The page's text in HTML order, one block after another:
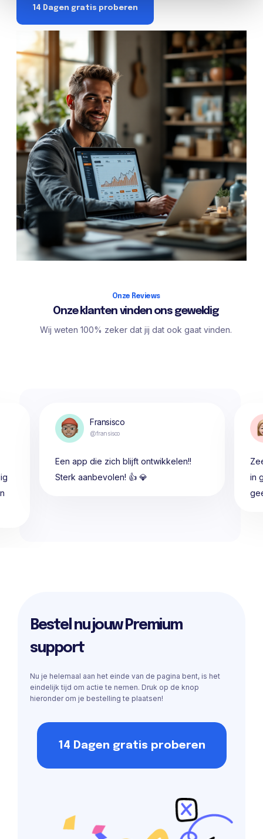
14 Dagen gratis proberen
Onze Reviews
Onze klanten vinden ons geweldig
Wij weten 100% zeker dat jij dat ook gaat vinden.
Fransisco
@fransisco
Een app die zich blijft ontwikkelen!!
Sterk aanbevolen! 👍 💎
in
Bestel nu jouw Premium
support
Nu je helemaal aan het einde van de pagina bent, is het
eindelijk tijd om actie te nemen. Druk op de knop
hieronder om je bestelling te plaatsen!
14 Dagen gratis proberen